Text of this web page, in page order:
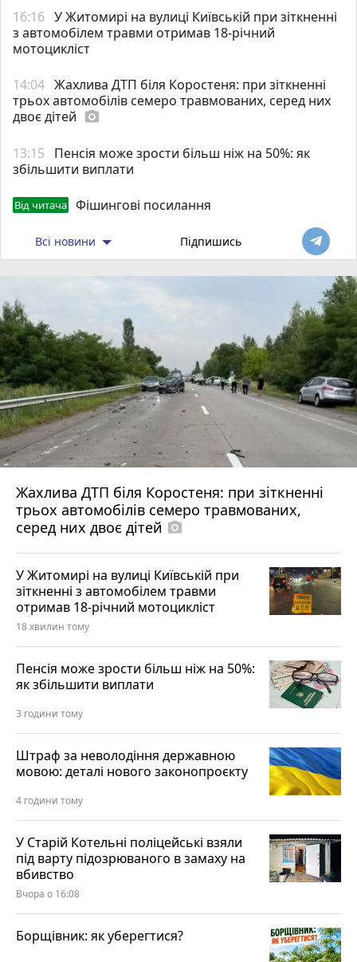
16:16 У Житомирі на вулиці Київській при зіткненні
з автомобілем травми отримав 18-річний
мотоцикліст
14:04 Жахлива ДТП біля Коростеня: при зіткненні
трьох автомобілів семеро травмованих, серед них
двоє дітей photo_camera
13:15
Пенсія може зрости більш ніж на 50%: як
збільшити виплати
Від читача Фішингові посилання
Всі новини Підпишись
Жахлива ДТП біля Коростеня: при зіткненні
трьох автомобілів семеро травмованих,
серед них двоє дітей photo_camera
У Житомирі на вулиці Київській при
зіткненні з автомобілем травми
отримав 18-річний мотоцикліст
18 хвилин тому
Пенсія може зрости більш ніж на 50%:
як збільшити виплати
3 години тому
Штраф за неволодіння державною
мовою: деталі нового законопроєкту
4 години тому
У Старій Котельні поліцейські взяли
під варту підозрюваного в замаху на
вбивство
Вчора о 16:08
Борщівник: як уберегтися?